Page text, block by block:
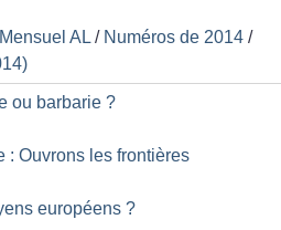
Mensuel AL / Numéros de 2014 /
ou barbarie ?
: Ouvrons les frontières
européens ?